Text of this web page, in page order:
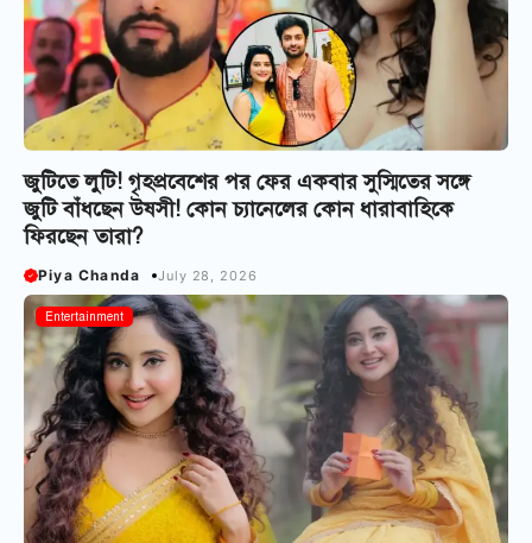
জুটিতে লুটি! গৃহপ্রবেশের পর ফের একবার সুস্মিতের সঙ্গে
জুটি বাঁধছেন উষসী! কোন চ্যানেলের কোন ধারাবাহিকে
ফিরছেন তারা?
Piya Chanda July 28, 2026
Entertainment